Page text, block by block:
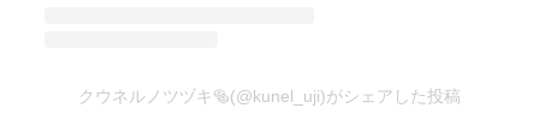
クウネルノツヅキ🥯(@kunel_uji)がシェアした投稿